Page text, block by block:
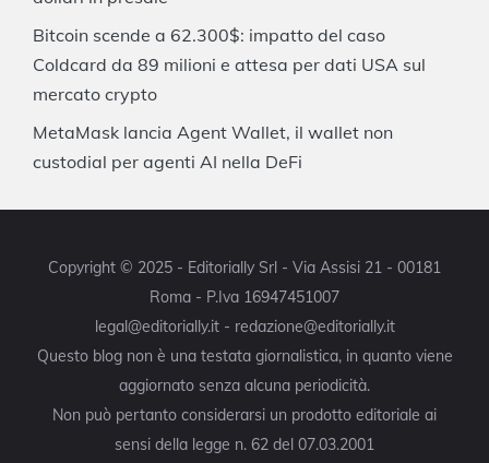
Bitcoin scende a 62.300$: impatto del caso
Coldcard da 89 milioni e attesa per dati USA sul
mercato crypto
MetaMask lancia Agent Wallet, il wallet non
custodial per agenti AI nella DeFi
Copyright © 2025 - Editorially Srl - Via Assisi 21 - 00181
Roma - P.Iva 16947451007
legal@editorially.it - redazione@editorially.it
Questo blog non è una testata giornalistica, in quanto viene
aggiornato senza alcuna periodicità.
Non può pertanto considerarsi un prodotto editoriale ai
sensi della legge n. 62 del 07.03.2001